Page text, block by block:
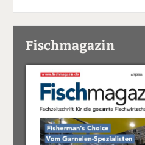
Fischmagazin